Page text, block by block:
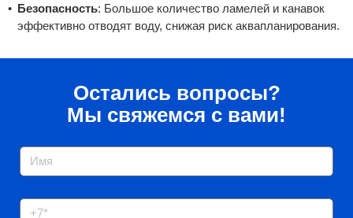
Безопасность: Большое количество ламелей и канавок
эффективно отводят воду, снижая риск аквапланирования.
Остались вопросы?
Мы свяжемся с вами!